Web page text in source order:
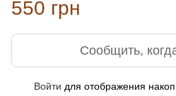
550 грн
Сообщить,
Войти для отображения